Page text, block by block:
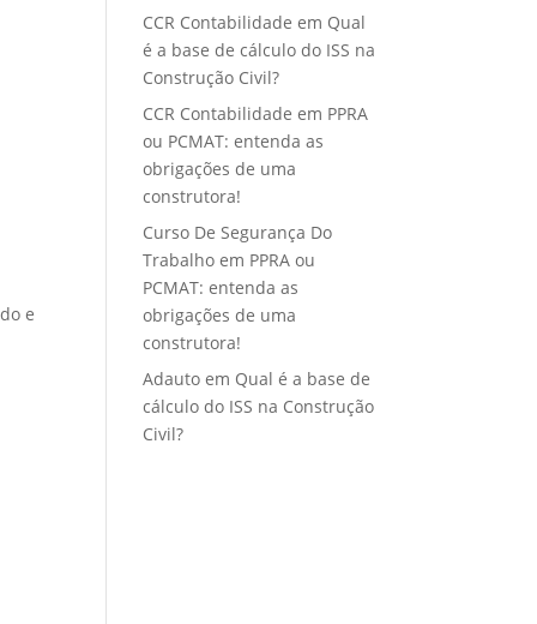
e
CCR Contabilidade em Qual
é a base de cálculo do ISS na
Construção Civil?
CCR Contabilidade em PPRA
ou PCMAT: entenda as
obrigações de uma
construtora!
Curso De Segurança Do
Trabalho em PPRA ou
PCMAT: entenda as
obrigações de uma
construtora!
Adauto em Qual é a base de
cálculo do ISS na Construção
Civil?